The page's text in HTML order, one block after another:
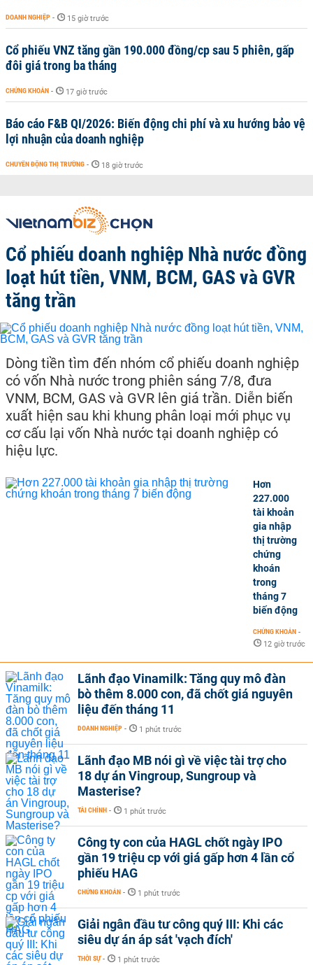
DOANH NGHIỆP - 15 giờ trước
Cổ phiếu VNZ tăng gần 190.000 đồng/cp sau 5 phiên, gấp
đôi giá trong ba tháng
CHỨNG KHOÁN - 17 giờ trước
Báo cáo F&B QI/2026: Biến động chi phí và xu hướng bảo vệ
lợi nhuận của doanh nghiệp
CHUYỂN ĐỘNG THỊ TRƯỜNG - 18 giờ trước
Cổ phiếu doanh nghiệp Nhà nước đồng
loạt hút tiền, VNM, BCM, GAS và GVR
tăng trần
Dòng tiền tìm đến nhóm cổ phiếu doanh nghiệp
có vốn Nhà nước trong phiên sáng 7/8, đưa
VNM, BCM, GAS và GVR lên giá trần. Diễn biến
xuất hiện sau khi khung phân loại mới phục vụ
cơ cấu lại vốn Nhà nước tại doanh nghiệp có
hiệu lực.
Hơn
227.000
tài khoản
gia nhập
thị trường
chứng
khoán
trong
tháng 7
biến động
CHỨNG KHOÁN -
12 giờ trước
Lãnh đạo Vinamilk: Tăng quy mô đàn
bò thêm 8.000 con, đã chốt giá nguyên
liệu đến tháng 11
DOANH NGHIỆP - 1 phút trước
Lãnh đạo MB nói gì về việc tài trợ cho
18 dự án Vingroup, Sungroup và
Masterise?
TÀI CHÍNH - 1 phút trước
Công ty con của HAGL chốt ngày IPO
gần 19 triệu cp với giá gấp hơn 4 lần cổ
phiếu HAG
CHỨNG KHOÁN - 1 phút trước
Giải ngân đầu tư công quý III: Khi các
siêu dự án áp sát 'vạch đích'
THỜI SỰ - 1 phút trước